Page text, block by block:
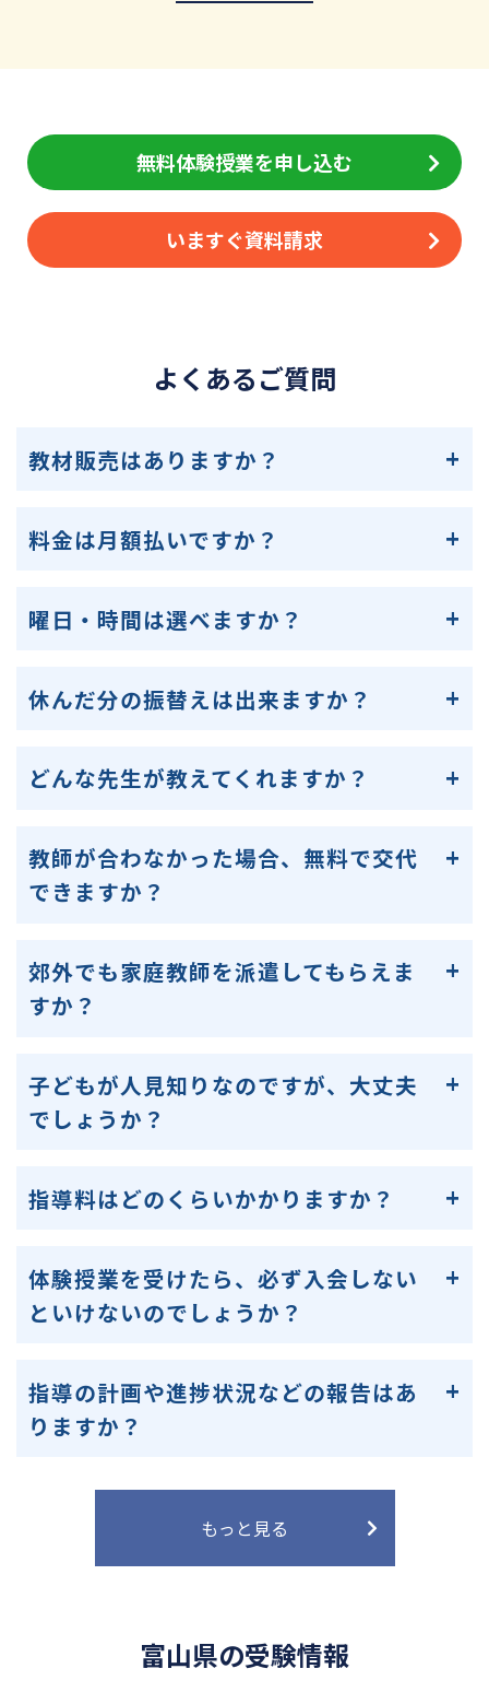
無料体験授業を申し込む
いますぐ資料請求
よくあるご質問
教材販売はありますか？
料金は月額払いですか？
曜日・時間は選べますか？
休んだ分の振替えは出来ますか？
どんな先生が教えてくれますか？
教師が合わなかった場合、無料で交代
できますか？
郊外でも家庭教師を派遣してもらえま
すか？
子どもが人見知りなのですが、大丈夫
でしょうか？
指導料はどのくらいかかりますか？
体験授業を受けたら、必ず入会しない
といけないのでしょうか？
指導の計画や進捗状況などの報告はあ
りますか？
もっと見る
富山県の受験情報